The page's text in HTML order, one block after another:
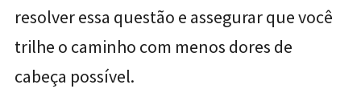
resolver essa questão e assegurar que você
trilhe o caminho com menos dores de
cabeça possível.